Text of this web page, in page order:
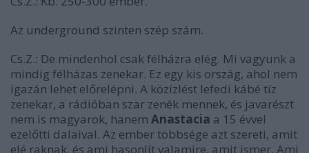
Az underground szinten szép szám.
Cs.Z.: De mindenhol csak félházra elég. Mi vagyunk a
mindig félházas zenekar. Ez egy kis ország, ahol nem
igazán lehet előrelépni. A közízlést lefedi kábé tíz
zenekar, a rádióban szar zenék mennek, és javarészt
nem is magyarok, hanem Anastacia a 15 évvel
ezelőtti dalaival. Az ember többsége azt szereti, amit
elé raknak, és ami hasonlít valamire, amit ismer. Ami